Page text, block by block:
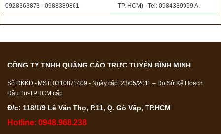
0928363878 - 0988389861
TP. HCM) - Tel: 0984339959 A.
Trọng - 0973613831 A. Sơn
CÔNG TY TNHH QUẢNG CÁO TRỰC TUYẾN BÌNH MINH
Số ĐKKD - MST: 0310871409 - Ngày cấp: 23/05/2011 – Do Sở Kế Hoạch
Đầu Tư-TP.HCM cấp
Đ/c: 118/1/9 Lê Văn Thọ, P.11, Q. Gò Vấp, TP.HCM
Hotline: 0948.968.238